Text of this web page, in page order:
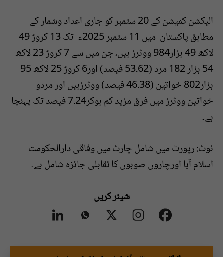
الیکشن کمیشن کے 20 ستمبر کو جاری اعداد وشمار کے
مطابق پاکستان میں 11 ستمبر 2025ء تک 13 کروڑ 49
لاکھ 49 ہزار984 ووٹرز ہیں، جن میں سے 7 کروڑ 23 لاکھ
54 ہزار 182 مرد (53.62 فیصد) اور6 کروڑ 25 لاکھ 95
ہزار802 خواتین (46.38 فیصد) ووٹرزہیں اور مردو
خواتین ووٹرز میں فرق مزید کم ہوکر7.24 فیصد تک پہنچا
ہے۔
نوٹ: رپورٹ میں شامل چارٹ میں وفاقی دارالحکومت
اسلام آبا اورچاروں صوبوں کا تقابلی جائزہ شامل ہے۔
شیئر کریں